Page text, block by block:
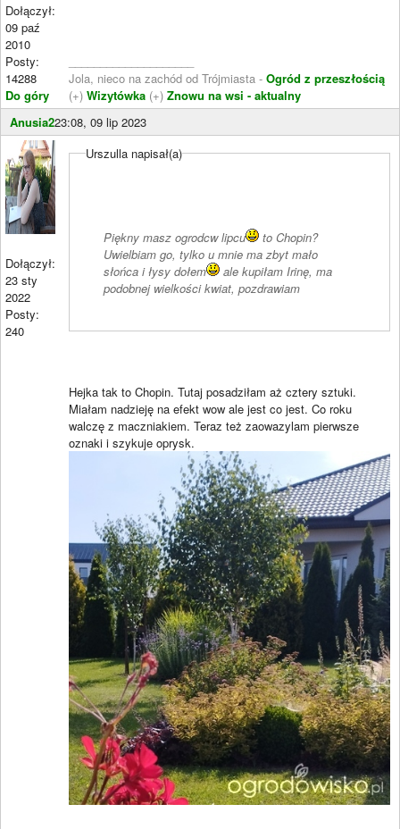
Dołączył:
09 paź
2010
Posty:
14288
Do góry
Jola, nieco na zachód od Trójmiasta - Ogród z przeszłością
(+) Wizytówka (+) Znowu na wsi - aktualny
Anusia223:08, 09 lip 2023
Dołączył:
23 sty
2022
Posty:
240
Urszulla napisał(a)
Piękny masz ogrodcw lipcu
to Chopin?
Uwielbiam go, tylko u mnie ma zbyt mało
słońca i łysy dołem
ale kupiłam Irinę, ma
podobnej wielkości kwiat, pozdrawiam
Hejka tak to Chopin. Tutaj posadziłam aż cztery sztuki.
Miałam nadzieję na efekt wow ale jest co jest. Co roku
walczę z maczniakiem. Teraz też zaowazylam pierwsze
oznaki i szykuje oprysk.